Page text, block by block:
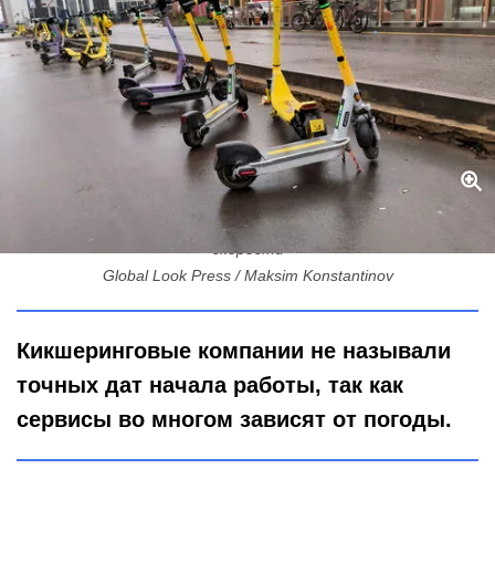
Электросамокаты вернулись: Петербург встречает весну на
Global Look Press / Maksim Konstantinov
Кикшеринговые компании не называли
точных дат начала работы, так как
сервисы во многом зависят от погоды.